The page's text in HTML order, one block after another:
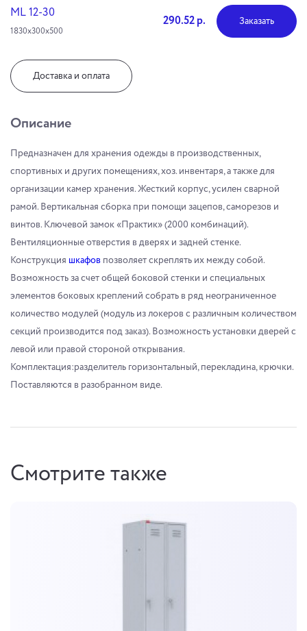
ML 12-30
1830x300x500
290.52 р. Заказать
Доставка и оплата
Описание
Предназначен для хранения одежды в производственных,
спортивных и других помещениях, хоз. инвентаря, а также для
организации камер хранения. Жесткий корпус, усилен сварной
рамой. Вертикальная сборка при помощи зацепов, саморезов и
винтов. Ключевой замок «Практик» (2000 комбинаций).
Вентиляционные отверстия в дверях и задней стенке.
Конструкция шкафов позволяет скреплять их между собой.
Возможность за счет общей боковой стенки и специальных
элементов боковых креплений собрать в ряд неограниченное
количество модулей (модуль из локеров с различным количеством
секций производится под заказ). Возможность установки дверей с
левой или правой стороной открывания.
Комплектация:разделитель горизонтальный, перекладина, крючки.
Поставляются в разобранном виде.
Смотрите также